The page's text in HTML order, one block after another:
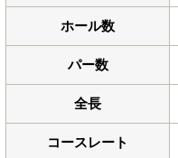
ホール数
パー数
全長
コースレート